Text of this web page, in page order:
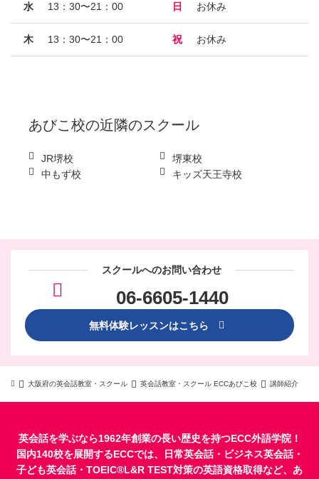
水 13：30〜21：00
木 13：30〜21：00
日 お休み
祝 お休み
あびこ校の近隣のスクール
JR堺校
堺東校
中もず校
キッズ天王寺校
スクールへのお問い合わせ
06-6605-1440
無料体験レッスンはこちら
大阪府の英会話教室・スクール 英会話教室・スクール ECCあびこ校 講師紹介
英会話を学ぶなら1962年創業の長い歴史を持つECC外語学院！
国内140校を展開するECCでは、
日常英会話・ ビジネス英会話・
子ども英会話・ TOEIC®L&R TEST対策の英語資格取得など、あ